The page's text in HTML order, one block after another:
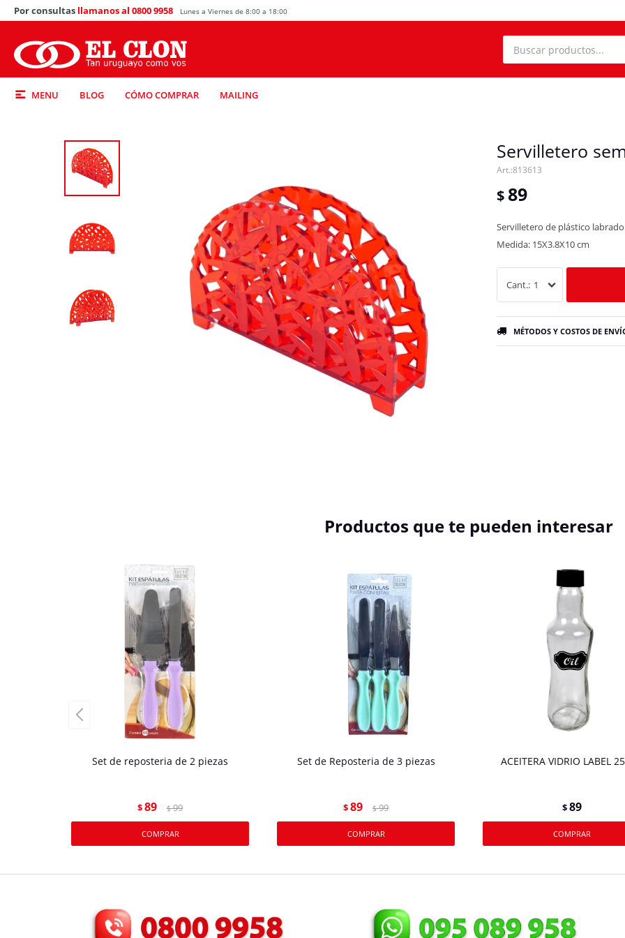
MENU BLOG CÓMO COMPRAR MAILING
Por consultas llamanos al 0800 9958 Lunes a Viernes de 8:00 a 18:00
Servilletero
813613
$ 89
Servilletero de plástico
Medida: 15X3.8X10 cm
1
MÉTODOS Y COSTOS DE
Productos que te pueden interesar
Set de reposteria de 2 piezas
$89 $ 99
Set de Reposteria de 3 piezas
$89 $ 99
ACEITERA VIDRIO LABEL
$89